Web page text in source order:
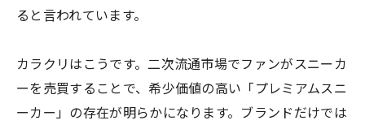
ると言われています。
カラクリはこうです。二次流通市場でファンがスニーカ
ーを売買することで、希少価値の高い「プレミアムスニ
ーカー」の存在が明らかになります。ブランドだけでは